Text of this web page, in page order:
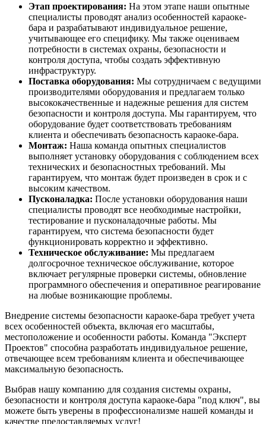
Этап проектирования: На этом этапе наши опытные
специалисты проводят анализ особенностей караоке-
бара и разрабатывают индивидуальное решение,
учитывающее его специфику. Мы также оцениваем
потребности в системах охраны, безопасности и
контроля доступа, чтобы создать эффективную
инфраструктуру.
Поставка оборудования: Мы сотрудничаем с ведущими
производителями оборудования и предлагаем только
высококачественные и надежные решения для систем
безопасности и контроля доступа. Мы гарантируем, что
оборудование будет соответствовать требованиям
клиента и обеспечивать безопасность караоке-бара.
Монтаж: Наша команда опытных специалистов
выполняет установку оборудования с соблюдением всех
технических и безопасностных требований. Мы
гарантируем, что монтаж будет произведен в срок и с
высоким качеством.
Пусконаладка: После установки оборудования наши
специалисты проводят все необходимые настройки,
тестирование и пусконаладочные работы. Мы
гарантируем, что система безопасности будет
функционировать корректно и эффективно.
Техническое обслуживание: Мы предлагаем
долгосрочное техническое обслуживание, которое
включает регулярные проверки системы, обновление
программного обеспечения и оперативное реагирование
на любые возникающие проблемы.
Внедрение системы безопасности караоке-бара требует учета
всех особенностей объекта, включая его масштабы,
местоположение и особенности работы. Команда "Эксперт
Проектов" способна разработать индивидуальное решение,
отвечающее всем требованиям клиента и обеспечивающее
максимальную безопасность.
Выбрав нашу компанию для создания системы охраны,
безопасности и контроля доступа караоке-бара "под ключ", вы
можете быть уверены в профессионализме нашей команды и
качестве предоставляемых услуг!